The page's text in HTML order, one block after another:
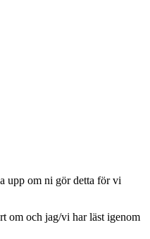
upp om ni gör detta för vi
om och jag/vi har läst igenom